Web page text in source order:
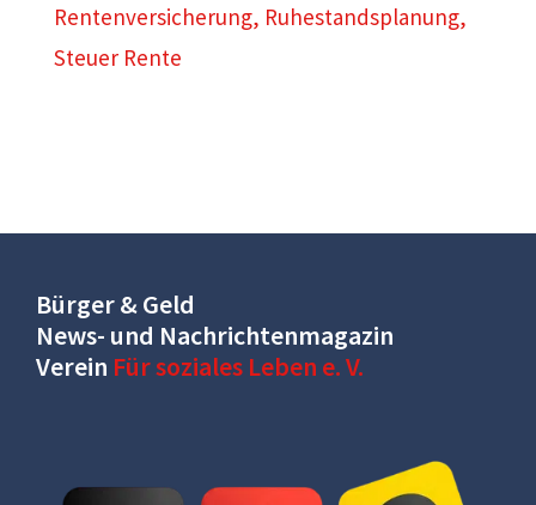
Rentenversicherung, Ruhestandsplanung,
Steuer Rente
Bürger & Geld
News- und Nachrichtenmagazin
Verein Für soziales Leben e. V.